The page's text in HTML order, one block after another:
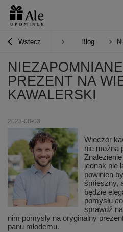
Wstecz Blog
PREZENT NA
KAWALERSKI
2023-08-03
Wieczór
nie można
jednak nie
powinien
śmieszny,
będzie
pomysłu
sprawdź
nim pomysły na oryginalny
panu młodemu.